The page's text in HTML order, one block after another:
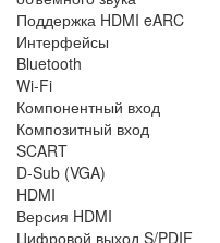
Поддержка HDMI eARC
Интерфейсы
Bluetooth
Wi-Fi
Компонентный вход
Композитный вход
SCART
D-Sub (VGA)
HDMI
Версия HDMI
Цифровой выход S/PDIF